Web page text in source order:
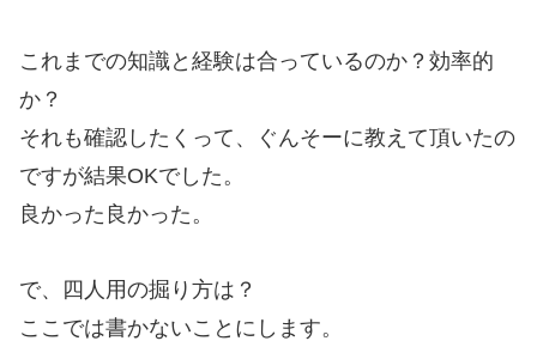
これまでの知識と経験は合っているのか？効率的
か？
それも確認したくって、ぐんそーに教えて頂いたの
ですが結果OKでした。
良かった良かった。
で、四人用の掘り方は？
ここでは書かないことにします。